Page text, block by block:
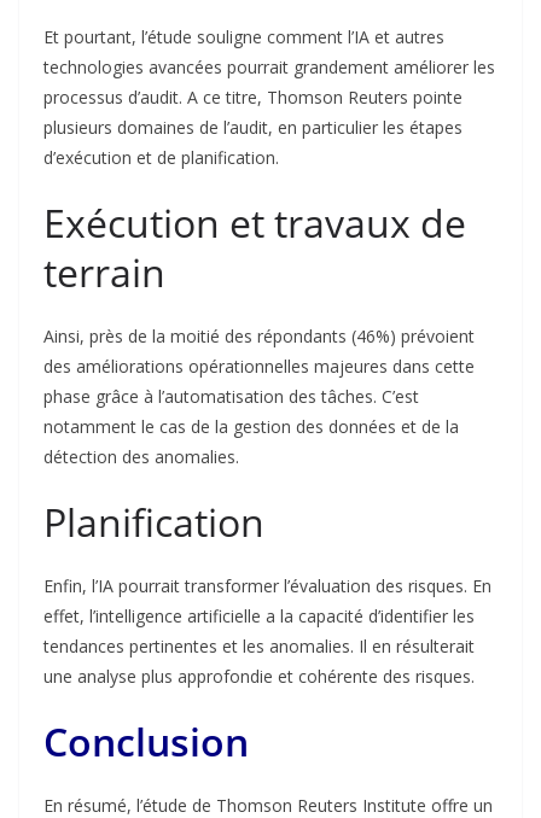
Et pourtant, l’étude souligne comment l’IA et autres
technologies avancées pourrait grandement améliorer les
processus d’audit. A ce titre, Thomson Reuters pointe
plusieurs domaines de l’audit, en particulier les étapes
d’exécution et de planification.
Exécution et travaux de
terrain
Ainsi, près de la moitié des répondants (46%) prévoient
des améliorations opérationnelles majeures dans cette
phase grâce à l’automatisation des tâches. C’est
notamment le cas de la gestion des données et de la
détection des anomalies.
Planification
Enfin, l’IA pourrait transformer l’évaluation des risques. En
effet, l’intelligence artificielle a la capacité d’identifier les
tendances pertinentes et les anomalies. Il en résulterait
une analyse plus approfondie et cohérente des risques.
Conclusion
En résumé, l’étude de Thomson Reuters Institute offre un